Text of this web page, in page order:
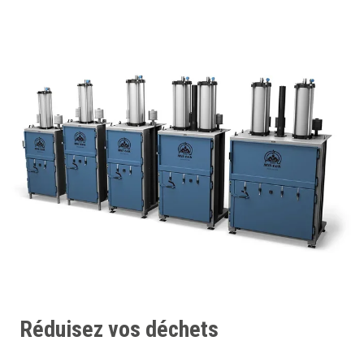
Réduisez vos déchets